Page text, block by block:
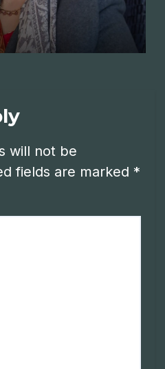
will not be
fields are marked *